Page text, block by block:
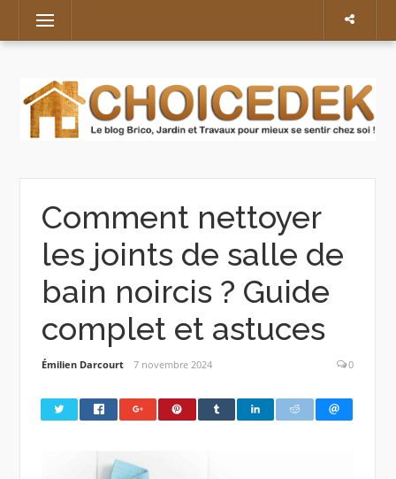
content
Menu
Comment nettoyer
les joints de salle de
bain noircis ? Guide
complet et astuces
Émilien Darcourt 7 novembre 2024 0